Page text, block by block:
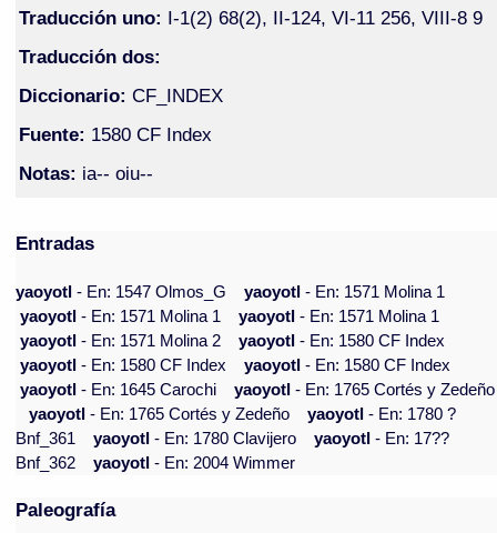
Traducción uno: I-1(2) 68(2), II-124, VI-11 256, VIII-8 9
Traducción dos:
Diccionario: CF_INDEX
Fuente: 1580 CF Index
Notas: ia-- oiu--
Entradas
yaoyotl- En: 1547 Olmos_G yaoyotl- En: 1571 Molina 1
yaoyotl- En: 1571 Molina 1 yaoyotl- En: 1571 Molina 1
yaoyotl- En: 1571 Molina 2 yaoyotl- En: 1580 CF Index
yaoyotl- En: 1580 CF Index yaoyotl- En: 1580 CF Index
yaoyotl- En: 1645 Carochi yaoyotl- En: 1765 Cortés y Zedeño
yaoyotl- En: 1765 Cortés y Zedeño yaoyotl- En: 1780 ?
Bnf_361
yaoyotl- En: 1780 Clavijero yaoyotl- En: 17??
Bnf_362
yaoyotl- En: 2004 Wimmer
Paleografía